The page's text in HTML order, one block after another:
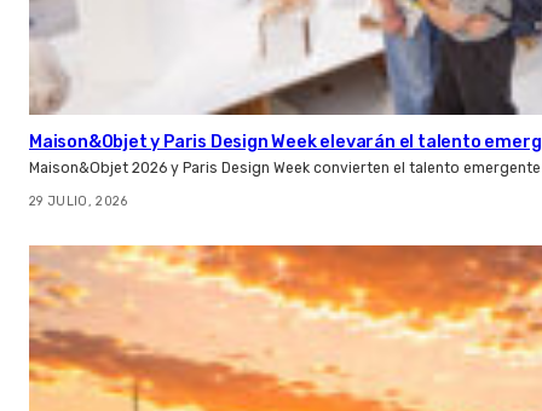
Maison&Objet y Paris Design Week elevarán el talento
Maison&Objet 2026 y Paris Design Week convierten el talento
29 JULIO, 2026